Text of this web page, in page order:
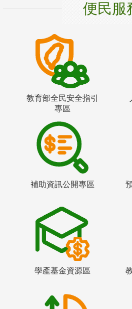
便民服
教育部全民安全指引
專區
補助資訊公開專區
學產基金資源區